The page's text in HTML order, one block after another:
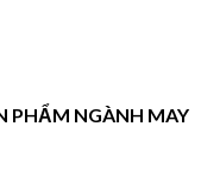
PHẨM NGÀNH MAY